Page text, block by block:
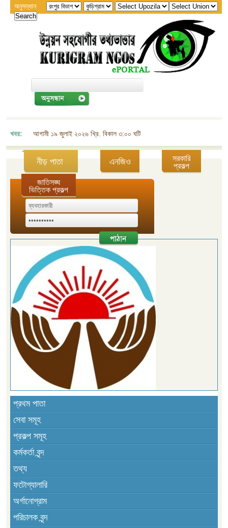
অনুসন্ধান
খবর: আগামী ১৯ জুলাই ২০২৬ খ্রি. বিকাল ৩:০০ ঘটিকায় জেলা এনজিও বিষয়ক সমন্বয়
নীড় পাতা এনজিও
সরকারি
প্রকল্প
জাতিসঙ্ঘ
ভিত্তিক প্রকল্প
প্রথম পাতা
সেবা সমূহ
প্রকল্প সমূহ
কর্মকর্তা বৃন্দ
তথ্য
ফটোগ্যালারি
অর্গানোগ্রাম
পরিচালক বৃন্দ